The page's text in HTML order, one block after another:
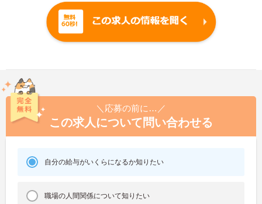
＼応募の前に…／
この求人について問い合わせる
自分の給与がいくらになるか知りたい
職場の人間関係について知りたい